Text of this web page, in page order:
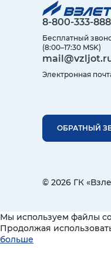
8-800-333-
Бесплатный
(8:00–17:30 MSK)
Электронная
ОБРАТНЫЙ
© 2026 ГК
Мы используем файлы
Продолжая
больше